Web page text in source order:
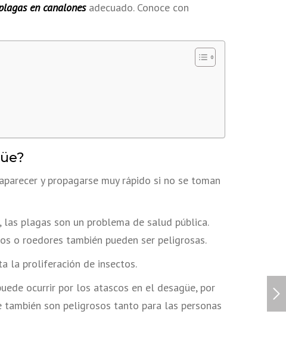
en canalonesadecuado. Conoce con
y propagarse muy rápido si no se toman
plagas son un problema de salud pública.
o roedores también pueden ser peligrosas.
la proliferación de insectos.
ocurrir por los atascos en el desagüe, por
también son peligrosos tanto para las personas